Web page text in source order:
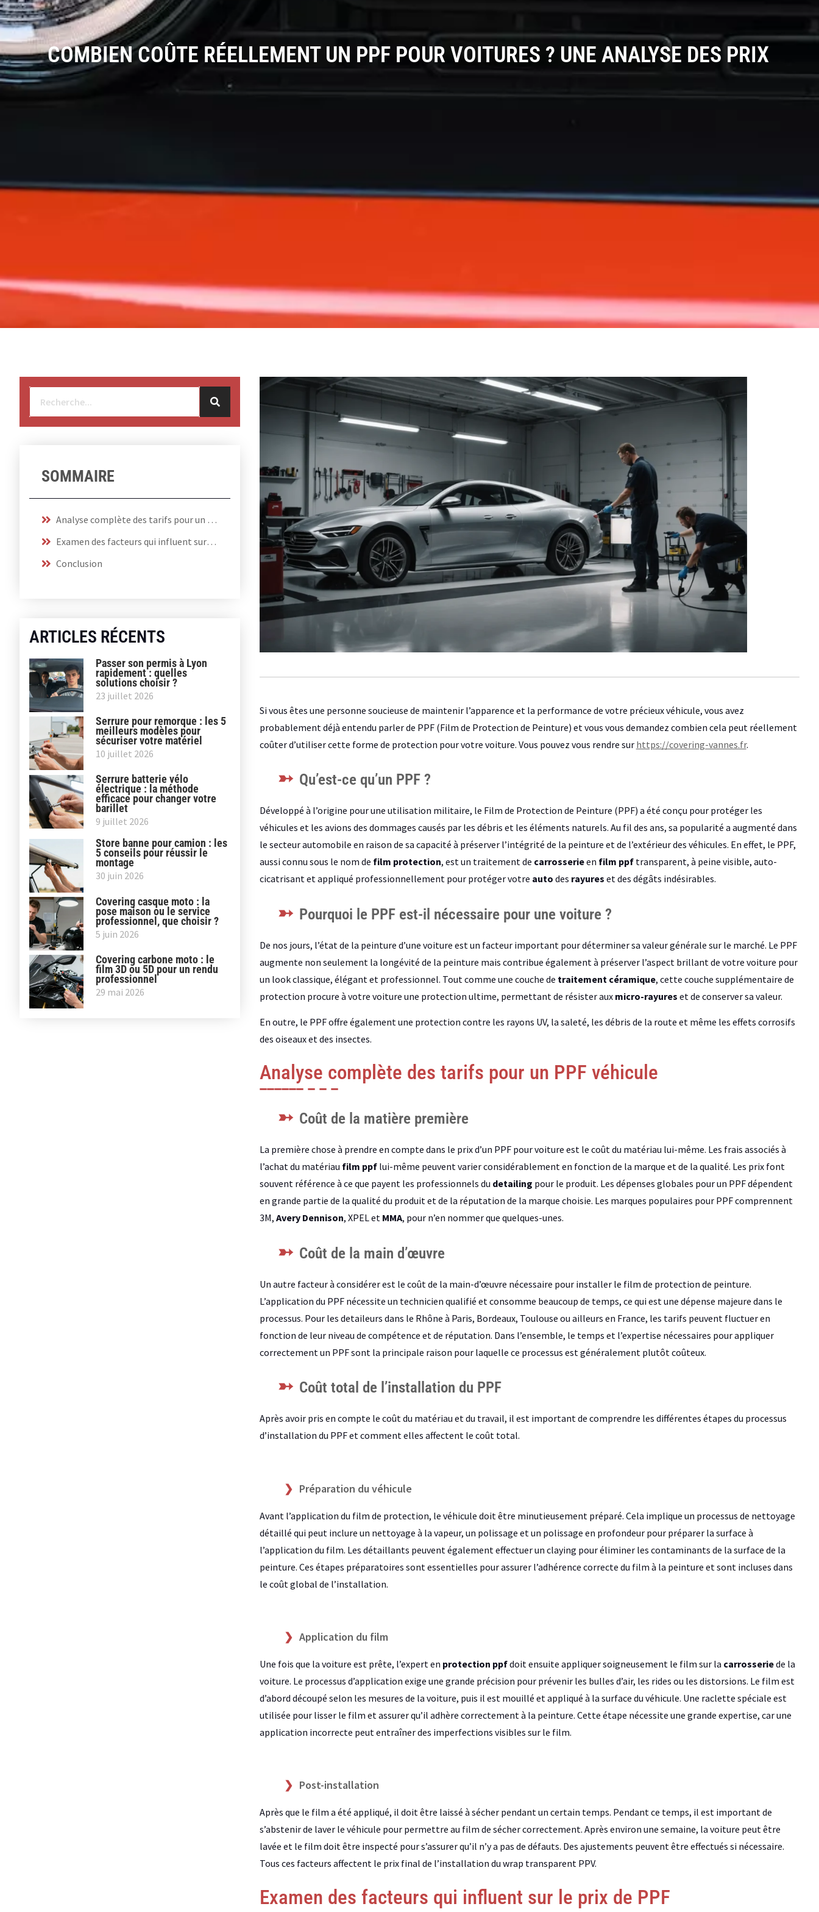
COMBIEN COÛTE RÉELLEMENT UN PPF POUR VOITURES ? UNE ANALYSE DES PRIX
SOMMAIRE
Analyse complète des tarifs pour un PPF véhicule
Examen des facteurs qui influent sur le prix de PPF
Conclusion
ARTICLES RÉCENTS
Passer son permis à Lyon
rapidement : quelles
solutions choisir ?
23 juillet 2026
Serrure pour remorque : les 5
meilleurs modèles pour
sécuriser votre matériel
10 juillet 2026
Serrure batterie vélo
électrique : la méthode
efficace pour changer votre
barillet
9 juillet 2026
Store banne pour camion : les
5 conseils pour réussir le
montage
30 juin 2026
Covering casque moto : la
pose maison ou le service
professionnel, que choisir ?
5 juin 2026
Covering carbone moto : le
film 3D ou 5D pour un rendu
professionnel
29 mai 2026
Si vous êtes une personne soucieuse de maintenir l’apparence et la performance de votre précieux véhicule, vous avez
probablement déjà entendu parler de PPF (Film de Protection de Peinture) et vous vous demandez combien cela peut réellement
coûter d’utiliser cette forme de protection pour votre voiture. Vous pouvez vous rendre sur https://covering-vannes.fr.
Qu’est-ce qu’un PPF ?
Développé à l’origine pour une utilisation militaire, le Film de Protection de Peinture (PPF) a été conçu pour protéger les
véhicules et les avions des dommages causés par les débris et les éléments naturels. Au fil des ans, sa popularité a augmenté dans
le secteur automobile en raison de sa capacité à préserver l’intégrité de la peinture et de l’extérieur des véhicules. En effet, le PPF,
aussi connu sous le nom de film protection, est un traitement de carrosserieen film ppftransparent, à peine visible, auto-
cicatrisant et appliqué professionnellement pour protéger votre auto des rayures et des dégâts indésirables.
Pourquoi le PPF est-il nécessaire pour une voiture ?
De nos jours, l’état de la peinture d’une voiture est un facteur important pour déterminer sa valeur générale sur le marché. Le PPF
augmente non seulement la longévité de la peinture mais contribue également à préserver l’aspect brillant de votre voiture pour
un look classique, élégant et professionnel. Tout comme une couche de traitement céramique, cette couche supplémentaire de
protection procure à votre voiture une protection ultime, permettant de résister aux micro-rayures et de conserver sa valeur.
En outre, le PPF offre également une protection contre les rayons UV, la saleté, les débris de la route et même les effets corrosifs
des oiseaux et des insectes.
Analyse complète des tarifs pour un PPF véhicule
Coût de la matière première
La première chose à prendre en compte dans le prix d’un PPF pour voiture est le coût du matériau lui-même. Les frais associés à
l’achat du matériau film ppflui-même peuvent varier considérablement en fonction de la marque et de la qualité. Les prix font
souvent référence à ce que payent les professionnels du detailing pour le produit. Les dépenses globales pour un PPF dépendent
en grande partie de la qualité du produit et de la réputation de la marque choisie. Les marques populaires pour PPF comprennent
3M, Avery Dennison, XPEL et MMA, pour n’en nommer que quelques-unes.
Coût de la main d’œuvre
Un autre facteur à considérer est le coût de la main-d’œuvre nécessaire pour installer le film de protection de peinture.
L’application du PPF nécessite un technicien qualifié et consomme beaucoup de temps, ce qui est une dépense majeure dans le
processus. Pour les detaileurs dans le Rhône à Paris, Bordeaux, Toulouse ou ailleurs en France, les tarifs peuvent fluctuer en
fonction de leur niveau de compétence et de réputation. Dans l’ensemble, le temps et l’expertise nécessaires pour appliquer
correctement un PPF sont la principale raison pour laquelle ce processus est généralement plutôt coûteux.
Coût total de l’installation du PPF
Après avoir pris en compte le coût du matériau et du travail, il est important de comprendre les différentes étapes du processus
d’installation du PPF et comment elles affectent le coût total.
Préparation du véhicule
Avant l’application du film de protection, le véhicule doit être minutieusement préparé. Cela implique un processus de nettoyage
détaillé qui peut inclure un nettoyage à la vapeur, un polissage et un polissage en profondeur pour préparer la surface à
l’application du film. Les détaillants peuvent également effectuer un claying pour éliminer les contaminants de la surface de la
peinture. Ces étapes préparatoires sont essentielles pour assurer l’adhérence correcte du film à la peinture et sont incluses dans
le coût global de l’installation.
Application du film
Une fois que la voiture est prête, l’expert en protection ppfdoit ensuite appliquer soigneusement le film sur la carrosseriede la
voiture. Le processus d’application exige une grande précision pour prévenir les bulles d’air, les rides ou les distorsions. Le film est
d’abord découpé selon les mesures de la voiture, puis il est mouillé et appliqué à la surface du véhicule. Une raclette spéciale est
utilisée pour lisser le film et assurer qu’il adhère correctement à la peinture. Cette étape nécessite une grande expertise, car une
application incorrecte peut entraîner des imperfections visibles sur le film.
Post-installation
Après que le film a été appliqué, il doit être laissé à sécher pendant un certain temps. Pendant ce temps, il est important de
s’abstenir de laver le véhicule pour permettre au film de sécher correctement. Après environ une semaine, la voiture peut être
lavée et le film doit être inspecté pour s’assurer qu’il n’y a pas de défauts. Des ajustements peuvent être effectués si nécessaire.
Tous ces facteurs affectent le prix final de l’installation du wrap transparent PPV.
Examen des facteurs qui influent sur le prix de PPF